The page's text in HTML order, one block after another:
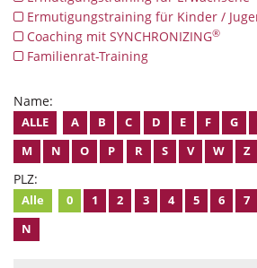
Ermutigungstraining für Kinder /
Coaching mit SYNCHRONIZING®
Familienrat-Training
Name:
ALLE A B C D E F G
M
N O P R S V W Z
PLZ:
Alle 0 1 2 3 4 5 6 7
N